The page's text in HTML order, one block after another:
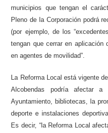
municipios que tengan el
Pleno de la Corporación podrá
(por ejemplo, de los
tengan que cerrar en aplicación
en agentes de movilidad”.
La Reforma Local está vigente
Alcobendas podría afectar a
Ayuntamiento, bibliotecas, la
deporte e instalaciones
Es decir, “la Reforma Local